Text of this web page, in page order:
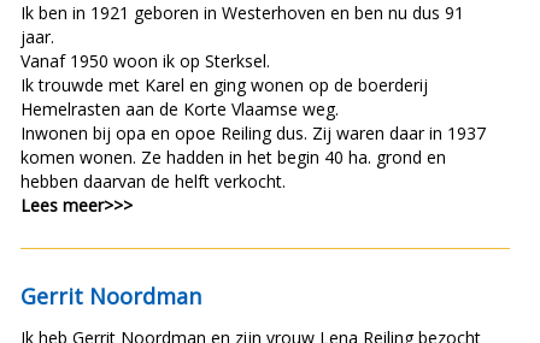
Ik ben in 1921 geboren in Westerhoven en ben nu dus 91
jaar.
Vanaf 1950 woon ik op Sterksel.
Ik trouwde met Karel en ging wonen op de boerderij
Hemelrasten aan de Korte Vlaamse weg.
Inwonen bij opa en opoe Reiling dus. Zij waren daar in 1937
komen wonen. Ze hadden in het begin 40 ha. grond en
hebben daarvan de helft verkocht.
Lees meer>>>
Gerrit Noordman
Ik heb Gerrit Noordman en zijn vrouw Lena Reiling bezocht